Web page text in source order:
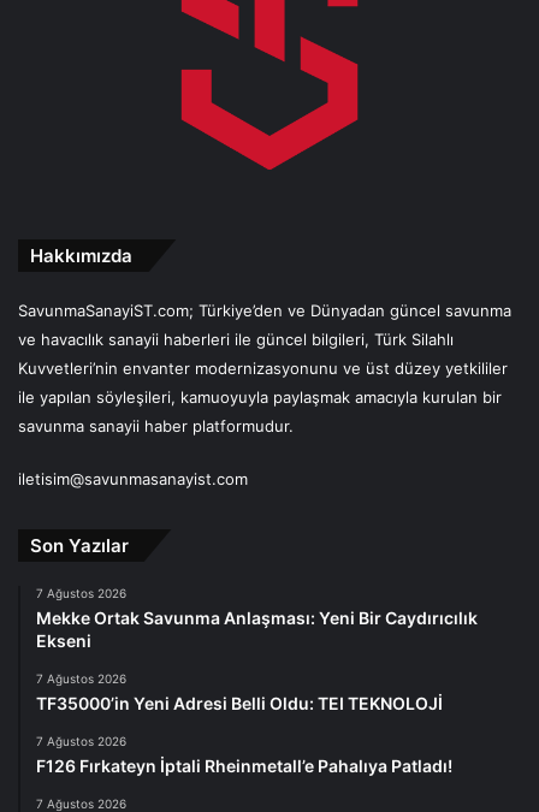
Hakkımızda
SavunmaSanayiST.com; Türkiye’den ve Dünyadan güncel savunma
ve havacılık sanayii haberleri ile güncel bilgileri, Türk Silahlı
Kuvvetleri’nin envanter modernizasyonunu ve üst düzey yetkililer
ile yapılan söyleşileri, kamuoyuyla paylaşmak amacıyla kurulan bir
savunma sanayii haber platformudur.
iletisim@savunmasanayist.com
Son Yazılar
7 Ağustos 2026
Mekke Ortak Savunma Anlaşması: Yeni Bir Caydırıcılık
Ekseni
7 Ağustos 2026
TF35000’in Yeni Adresi Belli Oldu: TEI TEKNOLOJİ
7 Ağustos 2026
F126 Fırkateyn İptali Rheinmetall’e Pahalıya Patladı!
7 Ağustos 2026